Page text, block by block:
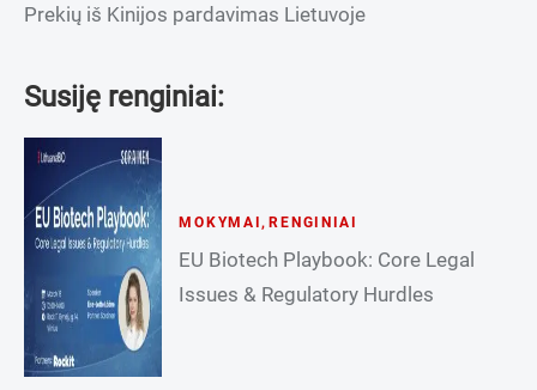
Prekių iš Kinijos pardavimas Lietuvoje
Susiję renginiai:
MOKYMAI ,RENGINIAI
EU Biotech Playbook: Core Legal
Issues & Regulatory Hurdles